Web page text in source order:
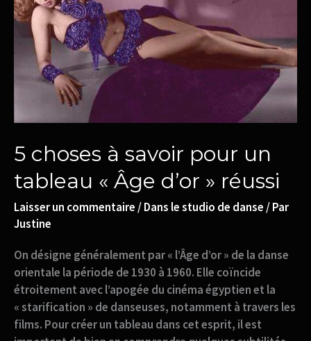
5 choses à savoir pour un
tableau « Âge d’or » réussi
Laisser un commentaire /Dans le studio de danse / Par
Justine
On désigne généralement par « l’Âge d’or » de la danse
orientale la période de 1930 à 1960. Elle coïncide
étroitement avec l’apogée du cinéma égyptien et la
« starification » de danseuses, notamment à travers les
films. Pour créer un tableau dans cet esprit, il est
pour
un
tableau
« Âge
d’or »